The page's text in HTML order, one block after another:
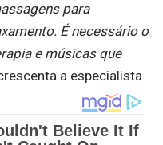
para
É necessário o
e músicas que
a especialista.